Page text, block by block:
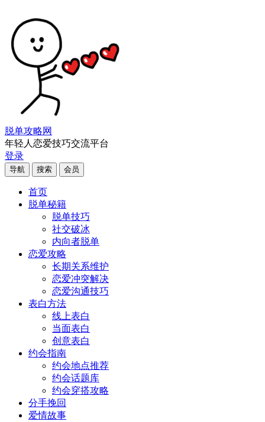
脱单攻略网
年轻人恋爱技巧交流平台
登录
导航 搜索 会员
首页
脱单秘籍
脱单技巧
社交破冰
内向者脱单
恋爱攻略
长期关系维护
恋爱冲突解决
恋爱沟通技巧
表白方法
线上表白
当面表白
创意表白
约会指南
约会地点推荐
约会话题库
约会穿搭攻略
分手挽回
爱情故事